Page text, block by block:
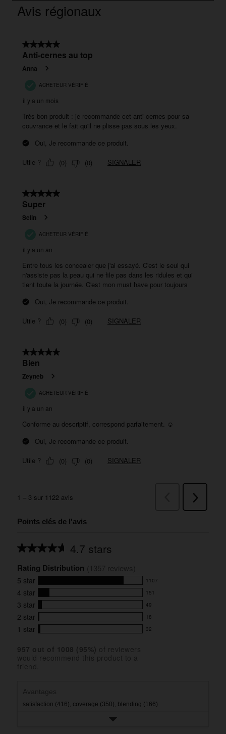
Points clés de l'avis
4.7 stars
Average
for
this
product:
4.7
out
of
5
stars
Rating Distribution
5 star 1107
1107
reviews
with
5
star
rating.
4 star 151
151
reviews
with
4
3 star 49
49
reviews
with
2 star 18
18
reviews
1 star 32
32
satisfaction (416), coverage (350), blending (166)